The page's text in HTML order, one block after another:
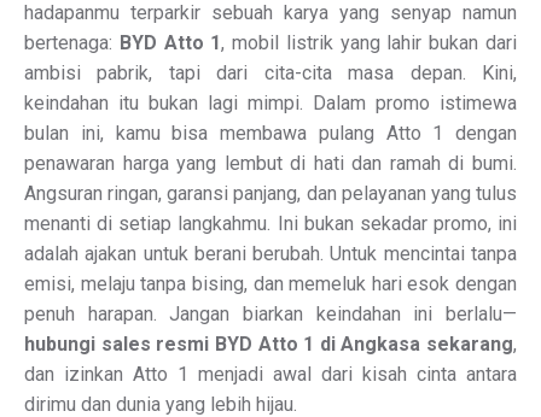
hadapanmu terparkir sebuah karya yang senyap namun
bertenaga: BYD Atto 1, mobil listrik yang lahir bukan dari
ambisi pabrik, tapi dari cita-cita masa depan. Kini,
keindahan itu bukan lagi mimpi. Dalam promo istimewa
bulan ini, kamu bisa membawa pulang Atto 1 dengan
penawaran harga yang lembut di hati dan ramah di bumi.
Angsuran ringan, garansi panjang, dan pelayanan yang tulus
menanti di setiap langkahmu. Ini bukan sekadar promo, ini
adalah ajakan untuk berani berubah. Untuk mencintai tanpa
emisi, melaju tanpa bising, dan memeluk hari esok dengan
penuh harapan. Jangan biarkan keindahan ini berlalu—
hubungi sales resmi BYD Atto 1 di Angkasa sekarang,
dan izinkan Atto 1 menjadi awal dari kisah cinta antara
dirimu dan dunia yang lebih hijau.